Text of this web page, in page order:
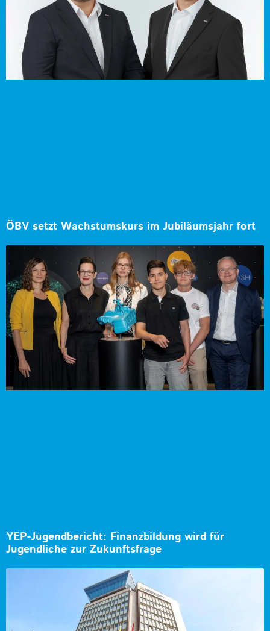
ÖBV setzt Wachstumskurs im Jubiläumsjahr fort
YEP-Jugendbericht: Finanzbildung wird für
Jugendliche zur Zukunftsfrage